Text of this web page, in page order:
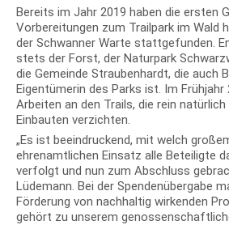
Bereits im Jahr 2019 haben die ersten
Vorbereitungen zum Trailpark im Wald
der Schwanner Warte stattgefunden.
stets der Forst, der Naturpark
die Gemeinde Straubenhardt, die auch
Eigentümerin des Parks ist. Im Frühjahr
Arbeiten an den Trails, die rein
Einbauten verzichten.
„Es ist beeindruckend, mit welch
ehrenamtlichen Einsatz alle Beteiligte
verfolgt und nun zum Abschluss
Lüdemann. Bei der Spendenübergabe
Förderung von nachhaltig wirkenden
gehört zu unserem